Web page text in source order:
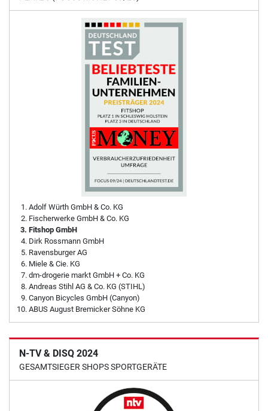
Adolf Würth GmbH & Co. KG
Fischerwerke GmbH & Co. KG
Fitshop GmbH
Dirk Rossmann GmbH
Ravensburger AG
Miele & Cie. KG
dm-drogerie markt GmbH + Co. KG
Andreas Stihl AG & Co. KG (STIHL)
Canyon Bicycles GmbH (Canyon)
ABUS August Bremicker Söhne KG
N-TV & DISQ 2024
GESAMTSIEGER SHOPS SPORTGERÄTE